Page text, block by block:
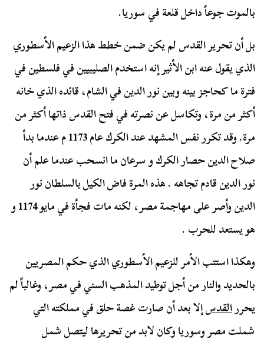
بالموت جوعاً داخل قلعة في سوريا.
بل أن تحرير القدس لم يكن ضمن خطط هذا الزعيم الأسطوري
الذي يقول عنه ابن الأثير إنه استخدم الصليبيين في فلسطين في
فترة ما كحاجز بينه وبين نور الدين في الشام، قائده الذي خانه
أكثر من مرة، وتكاسل عن نصرته في فتح القدس ذاتها أكثر من
مرة. وقد تكرر نفس المشهد عند الكرك عام 1173 م عندما بدأ
صلاح الدين حصار الكرك و سرعان ما انسحب عندما علم أن
نور الدين قادم تجاهه . هذه المرة فاض الكيل بالسلطان نور
الدين وأصر على مهاجمة مصر، لكنه مات فجأة في مايو 1174 و
هو يستعد للحرب .
وهكذا استتب الأمر للزعيم الأسطوري الذي حكم المصريين
بالحديد والنار من أجل توطيد المذهب السني في مصر، وغالباً لم
يحررالقدسإلا بعد أن صارت غصة حلق في مملكته التي
شملت مصر وسوريا وكان لابد من تحريرها ليتصل شمل